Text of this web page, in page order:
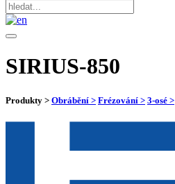
SIRIUS-850
Produkty > Obrábění > Frézování > 3-osé >